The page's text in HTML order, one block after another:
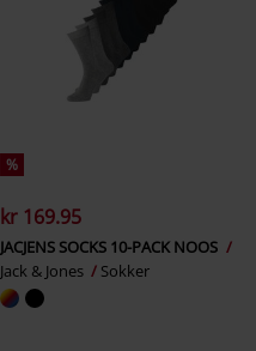
%
kr 169.95
JACJENS SOCKS 10-PACK NOOS
Jack & Jones
Sokker